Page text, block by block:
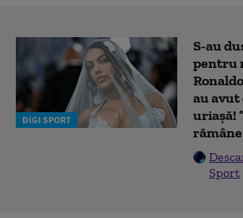
DIGI SPORT
S-au
pentru
au
uriașă!
Sport